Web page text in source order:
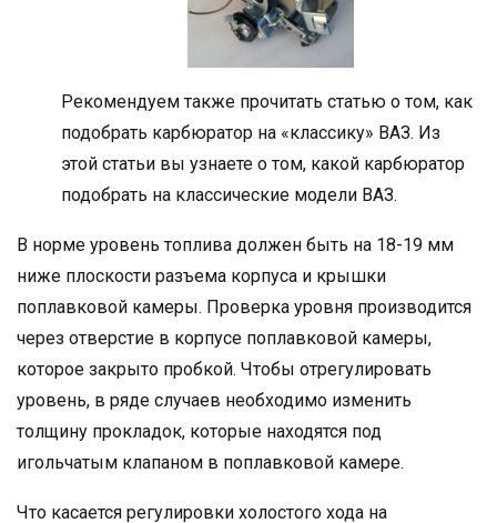
Рекомендуем также прочитать статью о том, как
подобрать карбюратор на «классику» ВАЗ. Из
этой статьи вы узнаете о том, какой карбюратор
подобрать на классические модели ВАЗ.
В норме уровень топлива должен быть на 18-19 мм
ниже плоскости разъема корпуса и крышки
поплавковой камеры. Проверка уровня производится
через отверстие в корпусе поплавковой камеры,
которое закрыто пробкой. Чтобы отрегулировать
уровень, в ряде случаев необходимо изменить
толщину прокладок, которые находятся под
игольчатым клапаном в поплавковой камере.
Что касается регулировки холостого хода на